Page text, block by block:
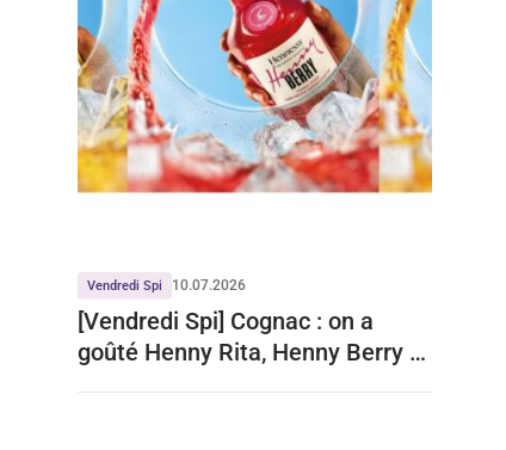
Vendredi Spi 10.07.2026
[Vendredi Spi] Cognac : on a
goûté Henny Rita, Henny Berry et